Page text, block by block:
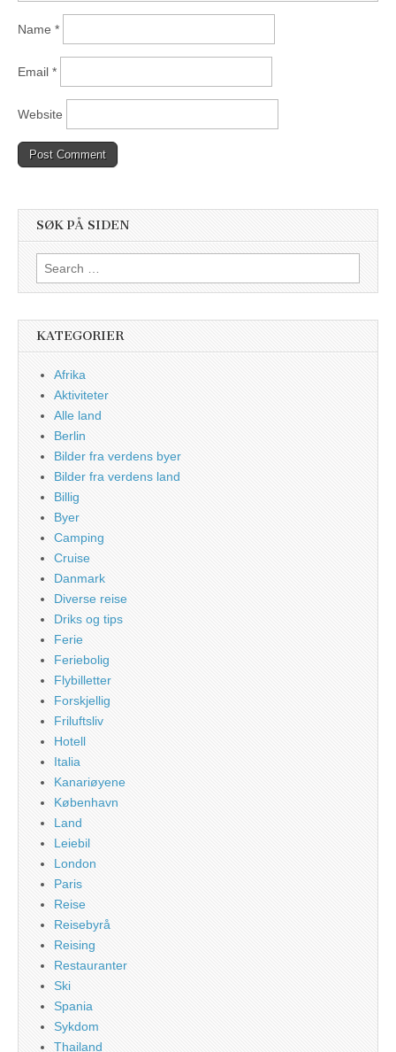
Name *
Email *
Website
SØK PÅ SIDEN
Search
for:
KATEGORIER
Afrika
Aktiviteter
Alle land
Berlin
Bilder fra verdens byer
Bilder fra verdens land
Billig
Byer
Camping
Cruise
Danmark
Diverse reise
Driks og tips
Ferie
Feriebolig
Flybilletter
Forskjellig
Friluftsliv
Hotell
Italia
Kanariøyene
København
Land
Leiebil
London
Paris
Reise
Reisebyrå
Reising
Restauranter
Ski
Spania
Sykdom
Thailand